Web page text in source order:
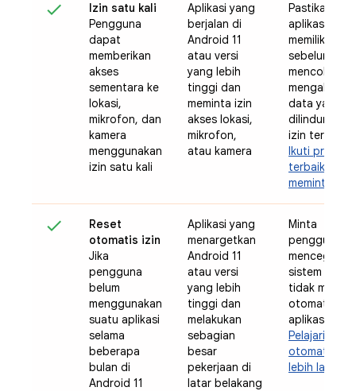
Izin satu kali
Pengguna
dapat
memberikan
akses
sementara ke
lokasi,
mikrofon, dan
kamera
menggunakan
izin satu kali
Aplikasi yang
berjalan di
Android 11
atau versi
yang lebih
tinggi dan
meminta izin
akses lokasi,
mikrofon,
atau kamera
Pastikan
aplikasi Anda
memiliki izin
sebelum
mencoba
mengakses
data yang
dilindungi
izin tersebut
Ikuti praktik
terbaik
meminta izin
Reset
otomatis izin
Jika
pengguna
belum
menggunakan
suatu aplikasi
selama
beberapa
bulan di
Android 11
Aplikasi yang
menargetkan
Android 11
atau versi
yang lebih
tinggi dan
melakukan
sebagian
besar
pekerjaan di
latar belakang
Minta
pengguna
mencegah
sistem agar
tidak
otomatis izin
aplikasi
Pelajari reset
otomatis izin
lebih lanjut